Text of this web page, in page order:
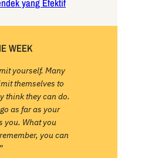
yang Efektif
WEEK
yourself. Many
themselves to
think they can do.
as far as your
you. What you
you can